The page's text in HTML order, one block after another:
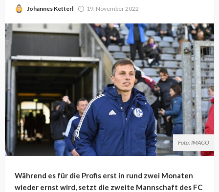
Johannes Ketterl 19. November 2022
Foto: IMAGO
Während es für die Profis erst in rund zwei Monaten
wieder ernst wird, setzt die zweite Mannschaft des FC